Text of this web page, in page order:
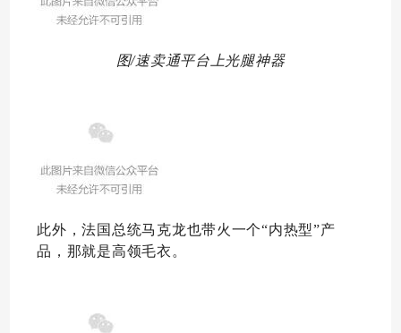
图/速卖通平台上光腿神器
此外，法国总统马克龙也带火一个“内热型”产
品，那就是高领毛衣。